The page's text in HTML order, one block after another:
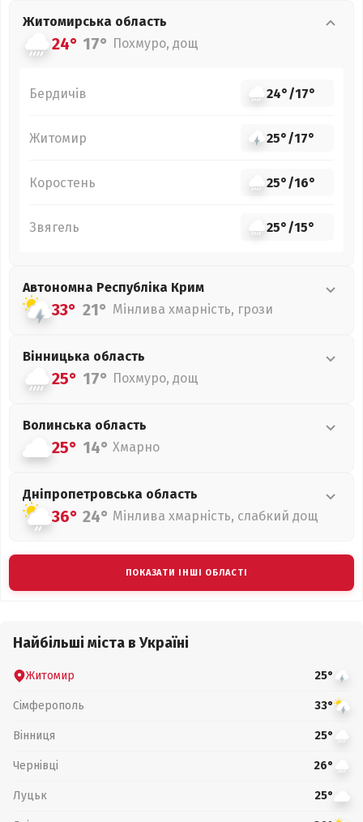
Житомирська область
24° 17° Похмуро, дощ
Бердичів 24°/17°
Житомир 25°/17°
Коростень 25°/16°
Звягель 25°/15°
Автономна Республіка Крим
33° 21° Мінлива хмарність, грози
Вінницька область
25° 17° Похмуро, дощ
Волинська область
25° 14° Хмарно
Дніпропетровська область
36° 24° Мінлива хмарність, слабкий дощ
ПОКАЗАТИ ІНШІ ОБЛАСТІ
Найбільші міста в Україні
Житомир 25°
Сімферополь 33°
Вінниця 25°
Чернівці 26°
Луцьк 25°